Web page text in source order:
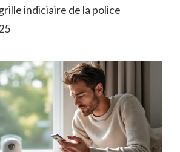
indiciaire de la police